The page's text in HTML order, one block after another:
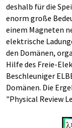
deshalb für die
enorm große
einem Magneten
elektrische
den Domänen,
Hilfe des Freie-
Beschleuniger
Domänen. Die
"Physical Review